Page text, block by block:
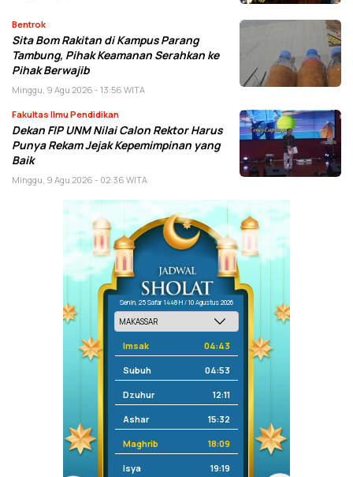
Bentrok
Sita Bom Rakitan di Kampus Parang
Tambung, Pihak Keamanan Serahkan ke
Pihak Berwajib
Minggu, 9 Agu 2026 - 13:56 WITA
Fakultas Ilmu Pendidikan
Dekan FIP UNM Nilai Calon Rektor Harus
Punya Rekam Jejak Kepemimpinan yang
Baik
Minggu, 9 Agu 2026 - 02:36 WITA
Senin, 25 Safar 1448 H / 10 Agustus 2026
Imsak 04:43
Subuh 04:53
Dzuhur 12:11
Ashar 15:32
Maghrib 18:09
Isya 19:19